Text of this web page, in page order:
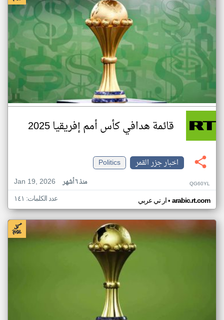
قائمة هدافي كأس أمم إفريقيا 2025
اخبار جزر القمر
Politics
Jan 19, 2026
منذ ٦ أشهر QG60YL
ار تي عربي• arabic.rt.com عدد الكلمات: ١٤١